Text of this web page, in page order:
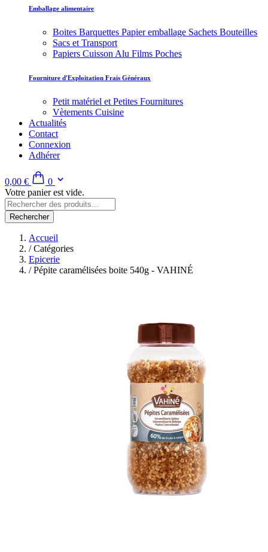
Emballage alimentaire
Boites Barquettes Papier emballage Sachets Bouteilles
Sacs et Transport
Papiers Cuisson Alu Films Poches
Fourniture d'Exploitation Frais Généraux
Petit matériel et Petites Fournitures
Vètements Cuisine
Actualités
Contact
Connexion
Adhérer
0,00 €
0
Votre panier est vide.
Rechercher
Accueil
/Catégories
Epicerie
/Pépite caramélisées boite 540g - VAHINÉ